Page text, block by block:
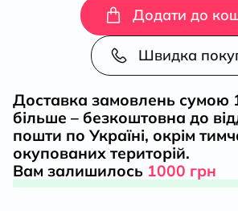
короля
Данила
Додати до
Швидка
Доставка замовлень сумою
більше – безкоштовна до
пошти по Україні, окрім
окупованих територій.
Вам залишилось 1000 грн